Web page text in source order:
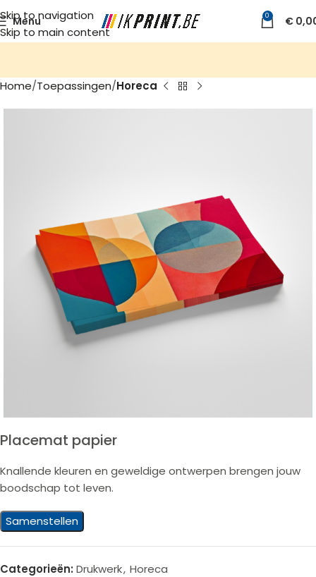
Skip to navigation
Skip to main content
Menu 0 €
Home Toepassingen Horeca
Placemat papier
Knallende kleuren en geweldige ontwerpen brengen jouw
boodschap tot leven.
Samenstellen
Categorieën: Drukwerk, Horeca